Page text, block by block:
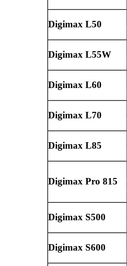
Digimax L50
Digimax L55W
Digimax L60
Digimax L70
Digimax L85
Digimax Pro 815
Digimax S500
Digimax S600